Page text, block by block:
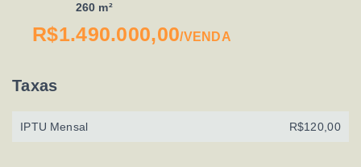
260 m²
R$1.490.000,00/VENDA
Taxas
IPTU Mensal R$120,00